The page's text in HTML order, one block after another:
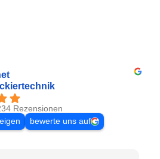
Rezensionen
bewerte uns auf